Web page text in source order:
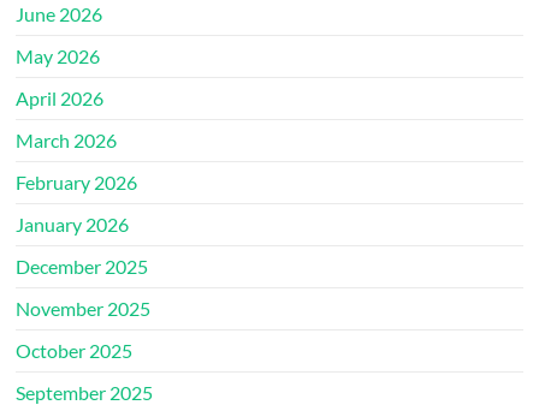
June 2026
May 2026
April 2026
March 2026
February 2026
January 2026
December 2025
November 2025
October 2025
September 2025